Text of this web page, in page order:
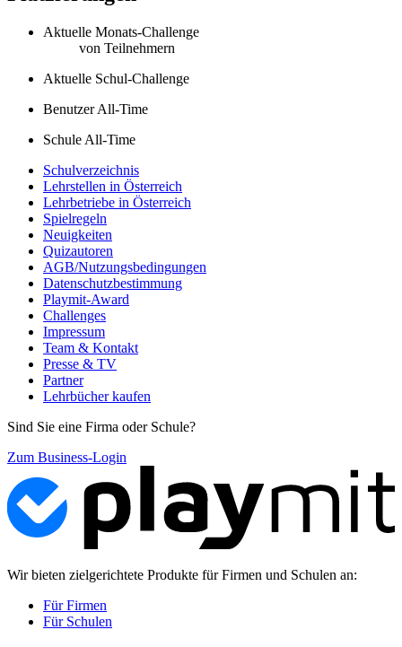
Aktuelle Monats-Challenge
von Teilnehmern
Aktuelle Schul-Challenge
Benutzer All-Time
Schule All-Time
Schulverzeichnis
Lehrstellen in Österreich
Lehrbetriebe in Österreich
Spielregeln
Neuigkeiten
Quizautoren
AGB/Nutzungsbedingungen
Datenschutzbestimmung
Playmit-Award
Challenges
Impressum
Team & Kontakt
Presse & TV
Partner
Lehrbücher kaufen
Sind Sie eine Firma oder Schule?
Zum Business-Login
Wir bieten zielgerichtete Produkte für Firmen und Schulen an:
Für Firmen
Für Schulen